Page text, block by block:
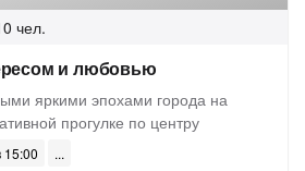
чел.
и любовью
яркими эпохами города на
прогулке по центру
15:00